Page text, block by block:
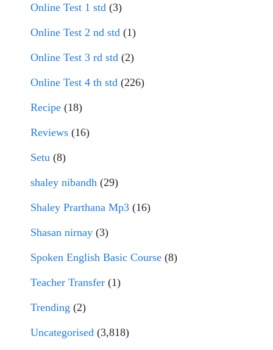
Online Test 1 std (3)
Online Test 2 nd std (1)
Online Test 3 rd std (2)
Online Test 4 th std (226)
Recipe (18)
Reviews (16)
Setu (8)
shaley nibandh (29)
Shaley Prarthana Mp3 (16)
Shasan nirnay (3)
Spoken English Basic Course (8)
Teacher Transfer (1)
Trending (2)
Uncategorised (3,818)